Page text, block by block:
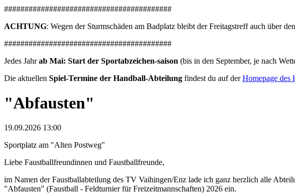
#########################################
ACHTUNG: Wegen der Sturmschäden am Badplatz bleibt der Freitagstreff auch über
#########################################
Jedes Jahrab Mai: Start der Sportabzeichen-saison (bis in den September, je nach
Die aktuellen Spiel-Termine der Handball-Abteilung findest du auf derHomepage des
"Abfausten"
19.09.2026 13:00
Sportplatz am "Alten Postweg"
Liebe Faustballfreundinnen und Faustballfreunde,
im Namen der Faustballabteilung des TV Vaihingen/Enz lade ich ganz herzlich alle
"Abfausten" (Faustball - Feldturnier für Freizeitmannschaften) 2026 ein.